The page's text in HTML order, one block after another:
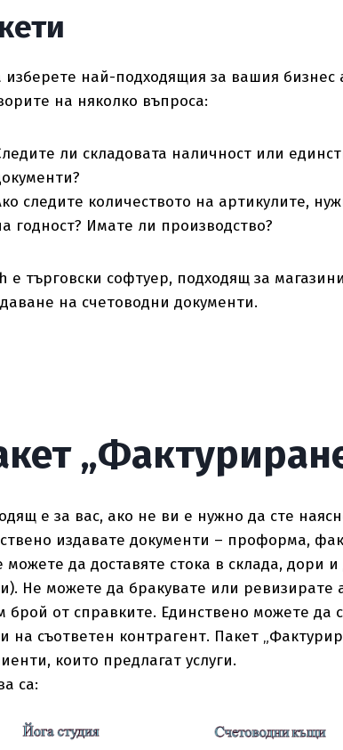
изберете най-подходящия за вашия
на няколко въпроса:
ли складовата наличност или
следите количеството на артикулите,
годност? Имате ли производство?
е търговски софтуер, подходящ за
на счетоводни документи.
е за вас, ако не ви е нужно да сте
издавате документи – проформа,
можете да доставяте стока в склада, дори
Не можете да бракувате или ревизирате
брой от справките. Единствено можете да
на съответен контрагент. Пакет
които предлагат услуги.
са: